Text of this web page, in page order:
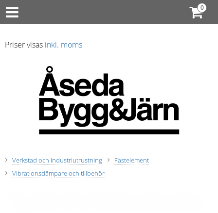
Priser visas inkl. moms
Verkstad och Industriutrustning
Fästelement
Vibrationsdämpare och tillbehör